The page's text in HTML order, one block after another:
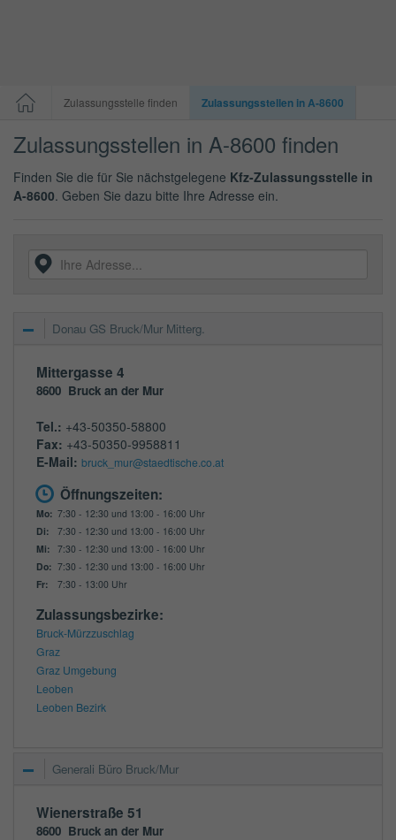
Zulassungsstelle finden Zulassungsstellen in A-8600
Zulassungsstellen in A-8600 finden
Finden Sie die für Sie nächstgelegene Kfz-Zulassungsstelle in
A-8600. Geben Sie dazu bitte Ihre Adresse ein.
Donau GS Bruck/Mur Mitterg.
Mittergasse 4
8600 Bruck an der Mur
Tel.: +43-50350-58800
Fax: +43-50350-9958811
E-Mail: bruck_mur@staedtische.co.at
Öffnungszeiten:
Mo: 7:30 - 12:30 und 13:00 - 16:00 Uhr
Di:
7:30 - 12:30 und 13:00 - 16:00 Uhr
Mi: 7:30 - 12:30 und 13:00 - 16:00 Uhr
Do: 7:30 - 12:30 und 13:00 - 16:00 Uhr
Fr:
7:30 - 13:00 Uhr
Zulassungsbezirke:
Bruck-Mürzzuschlag
Graz
Graz Umgebung
Leoben
Leoben Bezirk
Generali Büro Bruck/Mur
Wienerstraße 51
8600 Bruck an der Mur